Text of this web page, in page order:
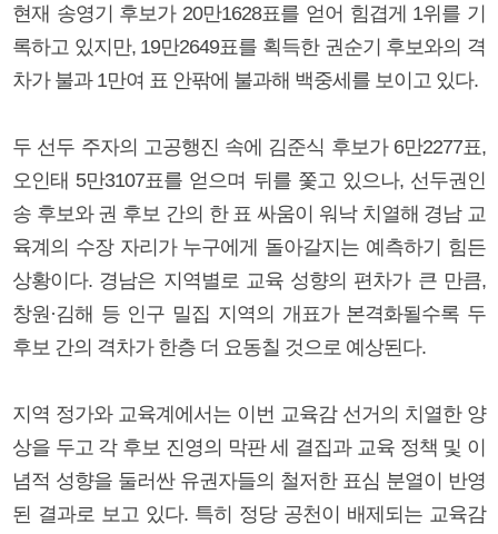
현재 송영기 후보가 20만1628표를 얻어 힘겹게 1위를 기
록하고 있지만, 19만2649표를 획득한 권순기 후보와의 격
차가 불과 1만여 표 안팎에 불과해 백중세를 보이고 있다.
두 선두 주자의 고공행진 속에 김준식 후보가 6만2277표,
오인태 5만3107표를 얻으며 뒤를 쫓고 있으나, 선두권인
송 후보와 권 후보 간의 한 표 싸움이 워낙 치열해 경남 교
육계의 수장 자리가 누구에게 돌아갈지는 예측하기 힘든
상황이다. 경남은 지역별로 교육 성향의 편차가 큰 만큼,
창원·김해 등 인구 밀집 지역의 개표가 본격화될수록 두
후보 간의 격차가 한층 더 요동칠 것으로 예상된다.
지역 정가와 교육계에서는 이번 교육감 선거의 치열한 양
상을 두고 각 후보 진영의 막판 세 결집과 교육 정책 및 이
념적 성향을 둘러싼 유권자들의 철저한 표심 분열이 반영
된 결과로 보고 있다. 특히 정당 공천이 배제되는 교육감